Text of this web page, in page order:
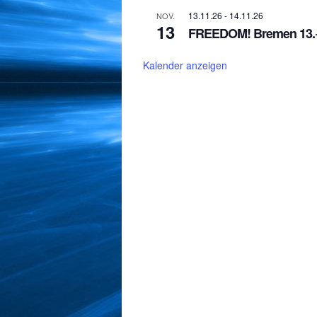
NOV.
13
13.11.26 - 14.11.26
FREEDOM! Bremen
Kalender anzeigen